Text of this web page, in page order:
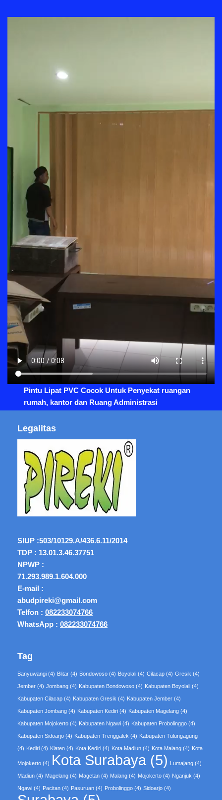
Pintu Lipat PVC Cocok Untuk Penyekat ruangan
rumah, kantor dan Ruang Administrasi
Legalitas
SIUP :503/10129.A/436.6.11/2014
TDP : 13.01.3.46.37751
NPWP :
71.293.989.1.604.000
E-mail :
abudpireki@gmail.com
Telfon : 082233074766
WhatsApp : 082233074766
Tag
Banyuwangi (4) Blitar (4) Bondowoso (4) Boyolali (4) Cilacap (4) Gresik (4)
Jember (4) Jombang (4) Kabupaten Bondowoso (4) Kabupaten Boyolali (4)
Kabupaten Cilacap (4) Kabupaten Gresik (4) Kabupaten Jember (4)
Kabupaten Jombang (4) Kabupaten Kediri (4) Kabupaten Magelang (4)
Kabupaten Mojokerto (4) Kabupaten Ngawi (4) Kabupaten Probolinggo (4)
Kabupaten Sidoarjo (4) Kabupaten Trenggalek (4) Kabupaten Tulungagung
(4) Kediri (4) Klaten (4) Kota Kediri (4) Kota Madiun (4) Kota Malang (4) Kota
Mojokerto (4) Kota Surabaya (5) Lumajang (4)
Madiun (4) Magelang (4) Magetan (4) Malang (4) Mojokerto (4) Nganjuk (4)
Ngawi (4) Pacitan (4) Pasuruan (4) Probolinggo (4) Sidoarjo (4)